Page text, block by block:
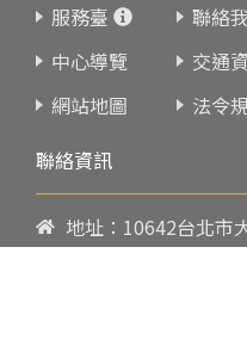
服務臺
聯絡
中心導覽
交通
網站地圖
法令
聯絡資訊
地址：10642台北市